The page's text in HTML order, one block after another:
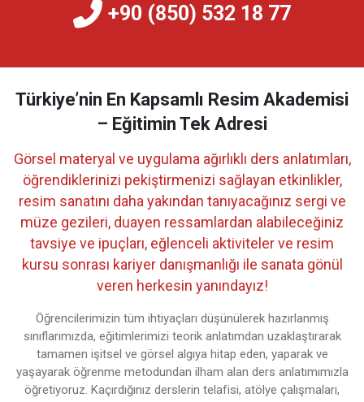
+90 (850) 532 18 77
Türkiye’nin En Kapsamlı Resim Akademisi
– Eğitimin Tek Adresi
Görsel materyal ve uygulama ağırlıklı ders anlatımları,
öğrendiklerinizi pekiştirmenizi sağlayan etkinlikler,
resim sanatını daha yakından tanıyacağınız sergi ve
müze gezileri, duayen ressamlardan alabileceğiniz
tavsiye ve ipuçları, eğlenceli aktiviteler ve resim
kursu sonrası kariyer danışmanlığı ile sanata gönül
veren herkesin yanındayız!
Öğrencilerimizin tüm ihtiyaçları düşünülerek hazırlanmış
sınıflarımızda, eğitimlerimizi teorik anlatımdan uzaklaştırarak
tamamen işitsel ve görsel algıya hitap eden, yaparak ve
yaşayarak öğrenme metodundan ilham alan ders anlatımımızla
öğretiyoruz. Kaçırdığınız derslerin telafisi, atölye çalışmaları,